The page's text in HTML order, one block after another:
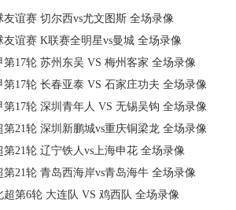
友谊赛 切尔西vs尤文图斯 全场录像
友谊赛 K联赛全明星vs曼城 全场录像
第17轮 苏州东吴 VS 梅州客家 全场录像
第17轮 长春亚泰 VS 石家庄功夫 全场录像
第17轮 深圳青年人 VS 无锡吴钩 全场录像
第21轮 深圳新鹏城vs重庆铜梁龙 全场录像
第21轮 辽宁铁人vs上海申花 全场录像
第21轮 青岛西海岸vs青岛海牛 全场录像
超第6轮 大连队 VS 鸡西队 全场录像